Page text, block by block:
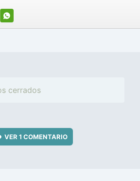
WHATSAPP
cerrados
VER 1 COMENTARIO